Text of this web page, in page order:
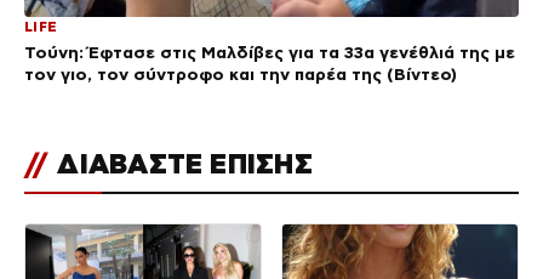
LIFE
Τούνη: Έφτασε στις Μαλδίβες για τα 33α γενέθλιά της με
τον γιο, τον σύντροφο και την παρέα της (Βίντεο)
// ΔΙΑΒΑΣΤΕ ΕΠΙΣΗΣ